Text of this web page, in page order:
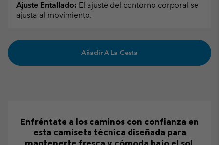
Ajuste Entallado: El ajuste del contorno corporal se
ajusta al movimiento.
Añadir A La Cesta
Enfréntate a los caminos con confianza en
esta camiseta técnica diseñada para
mantenerte fresca y cómoda bajo el sol.